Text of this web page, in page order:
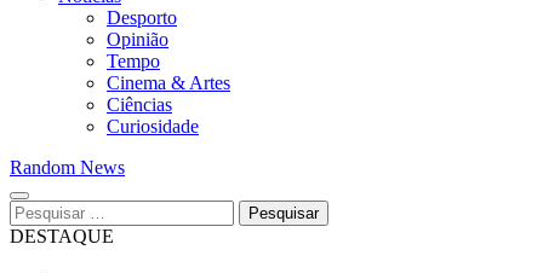
Desporto
Opinião
Tempo
Cinema & Artes
Ciências
Curiosidade
Random News
Pesquisar
por:
DESTAQUE